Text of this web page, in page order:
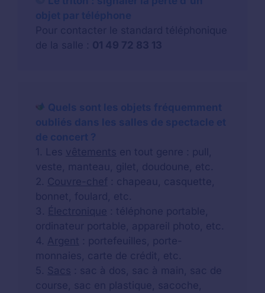
Quels sont les objets fréquemment
oubliés dans les salles de spectacle et
de concert ?
1. Les vêtements en tout genre : pull,
veste, manteau, gilet, doudoune, etc.
2. Couvre-chef : chapeau, casquette,
bonnet, foulard, etc.
3. Électronique : téléphone portable,
ordinateur portable, appareil photo, etc.
4. Argent : portefeuilles, porte-
monnaies, carte de crédit, etc.
5. Sacs : sac à dos, sac à main, sac de
course, sac en plastique, sacoche,